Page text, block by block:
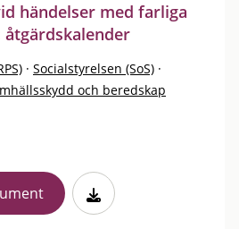
händelser med farliga
åtgärdskalender
· Socialstyrelsen (SoS) ·
och beredskap